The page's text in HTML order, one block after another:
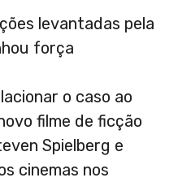
levantadas pela
força
o caso ao
filme de ficção
Spielberg e
cinemas nos